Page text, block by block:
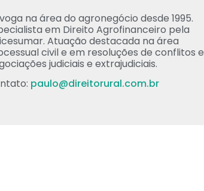
na área do agronegócio desde 1995.
em Direito Agrofinanceiro pela
Atuação destacada na área
civil e em resoluções de conflitos e
judiciais e extrajudiciais.
paulo@direitorural.com.br